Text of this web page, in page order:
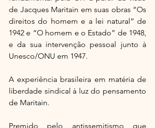
de Jacques Maritain em suas obras “Os
direitos do homem e a lei natural” de
1942 e “O homem e o Estado” de 1948,
e da sua intervenção pessoal junto à
Unesco/ONU em 1947.
A experiência brasileira em matéria de
liberdade sindical à luz do pensamento
de Maritain.
Premido pelo antissemitismo que